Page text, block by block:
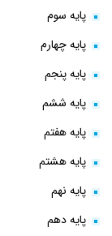
پایه سوم
پایه چهارم
پایه پنجم
پایه ششم
پایه هفتم
پایه هشتم
پایه نهم
پایه دهم